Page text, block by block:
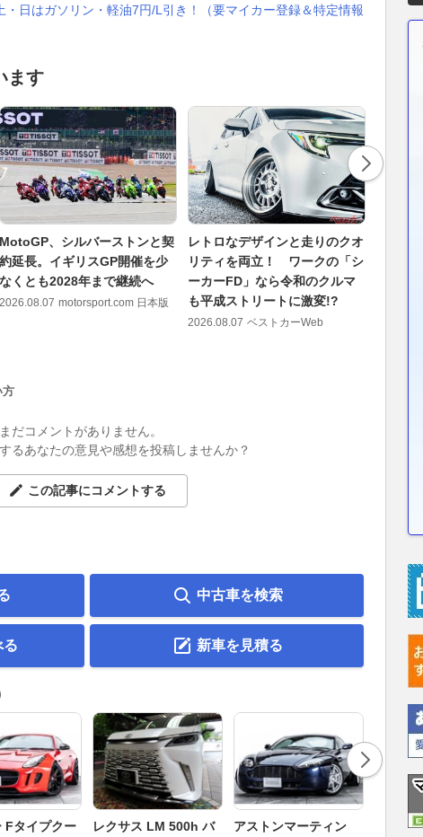
・日はガソリン・軽油7円/L引き！（要マイカー登録＆特定情報
ます
MotoGP、シルバーストンと契
約延長。イギリスGP開催を少
なくとも2028年まで継続へ
2026.08.07 motorsport.com 日本版
レトロなデザインと走りのクオ
リティを両立！ ワークの「シ
ーカーFD」なら令和のクルマ
も平成ストリートに激変!?
2026.08.07 ベストカーWeb
陸上兵
参入!?
方
だコメントがありません。
るあなたの意見や感想を投稿しませんか？
この記事にコメントする
中古車を検索
る 新車を見積る
Fタイプクー
レクサス LM 500h バ
アストンマーティン
ロータ